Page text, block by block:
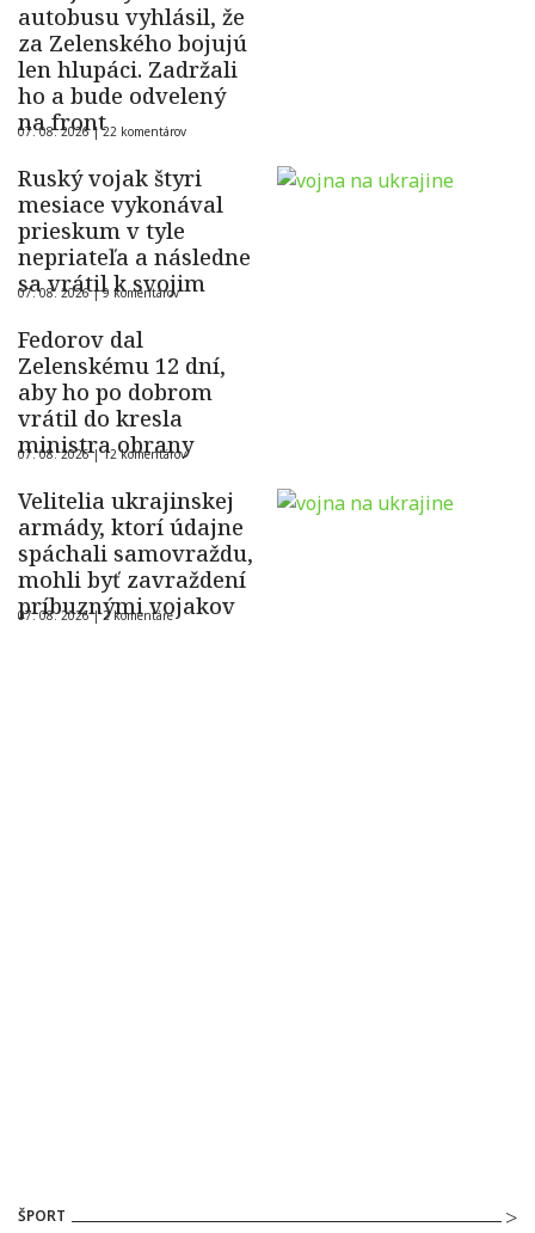
autobusu vyhlásil, že
za Zelenského bojujú
len hlupáci. Zadržali
ho a bude odvelený
na front
07. 08. 2026 |22 komentárov
Ruský vojak štyri
mesiace vykonával
prieskum v tyle
nepriateľa a následne
sa vrátil k svojim
07. 08. 2026 |9 komentárov
Fedorov dal
Zelenskému 12 dní,
aby ho po dobrom
vrátil do kresla
ministra obrany
07. 08. 2026 |12 komentárov
Velitelia ukrajinskej
armády, ktorí údajne
spáchali samovraždu,
mohli byť zavraždení
príbuznými vojakov
07. 08. 2026 |2 komentáre
ŠPORT